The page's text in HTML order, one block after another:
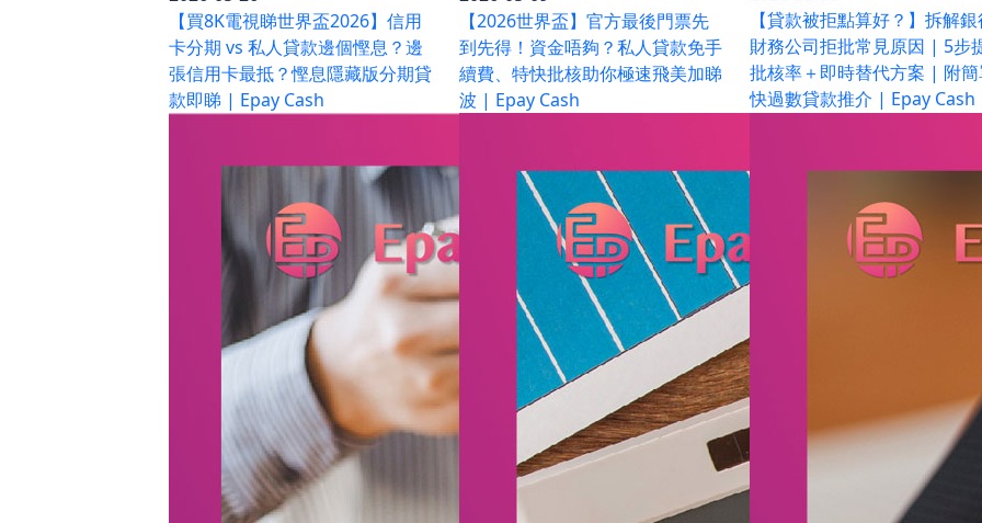
【買8K電視睇世界盃2026】信用
卡分期 vs 私人貸款邊個慳息？邊
張信用卡最抵？慳息隱藏版分期貸
款即睇 | Epay Cash
【2026世界盃】官方最後門票先
到先得！資金唔夠？私人貸款免手
續費、特快批核助你極速飛美加睇
波 | Epay Cash
【貸款被拒點算好？】拆解
財務公司拒批常見原因 | 5步
批核率＋即時替代方案 | 附
快過數貸款推介 | Epay Cash